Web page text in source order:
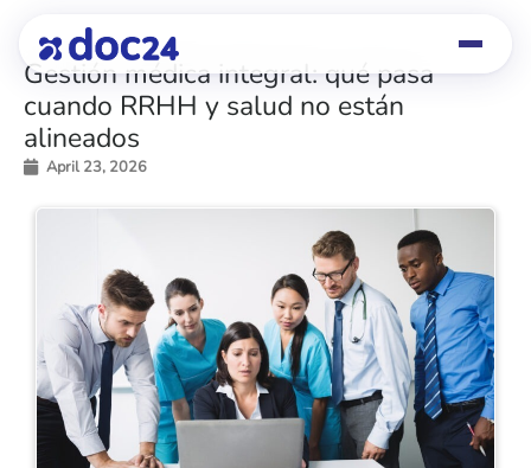
Gestión médica integral: qué pasa
cuando RRHH y salud no están
alineados
April 23, 2026